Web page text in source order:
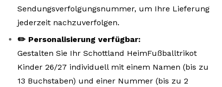
Sendungsverfolgungsnummer, um Ihre Lieferung
jederzeit nachzuverfolgen.
✏️ Personalisierung verfügbar:
Gestalten Sie Ihr Schottland HeimFußballtrikot
Kinder 26/27 individuell mit einem Namen (bis zu
13 Buchstaben) und einer Nummer (bis zu 2